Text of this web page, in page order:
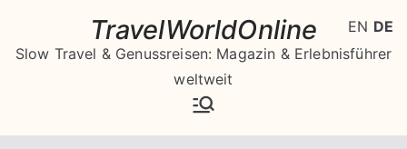
springen
TravelWorldOnline
Slow Travel & Genussreisen: Magazin & Erlebnisführer
weltweit
EN DE